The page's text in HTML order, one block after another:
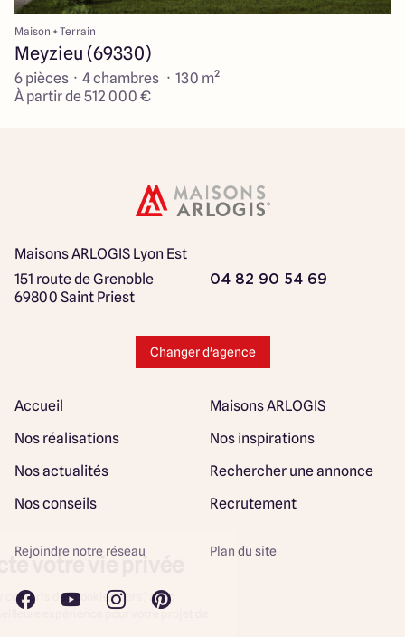
Maison + Terrain
Meyzieu (69330)
6 pièces · 4 chambres · 130 m²
À partir de 512 000 €
Maisons ARLOGIS Lyon Est
151 route de Grenoble
69800 Saint Priest
04 82 90 54 69
Changer d'agence
Accueil
Maisons ARLOGIS
Nos réalisations
Nos inspirations
Nos actualités
Rechercher une annonce
Nos conseils
Recrutement
Rejoindre notre réseau Plan du site